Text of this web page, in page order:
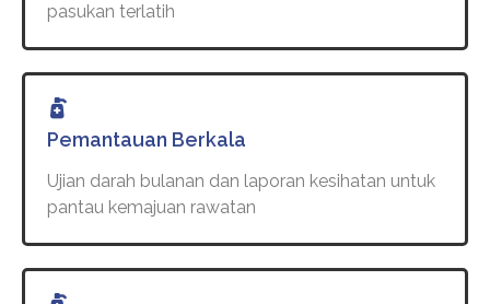
pasukan terlatih
Pemantauan Berkala
Ujian darah bulanan dan laporan kesihatan untuk
pantau kemajuan rawatan